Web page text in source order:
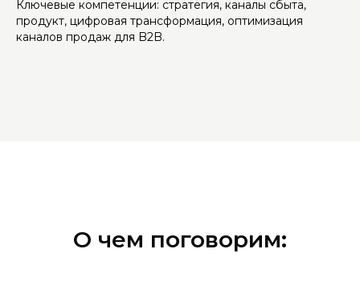
Ключевые компетенции: стратегия, каналы сбыта,
продукт, цифровая трансформация, оптимизация
каналов продаж для B2B.
О чем поговорим: